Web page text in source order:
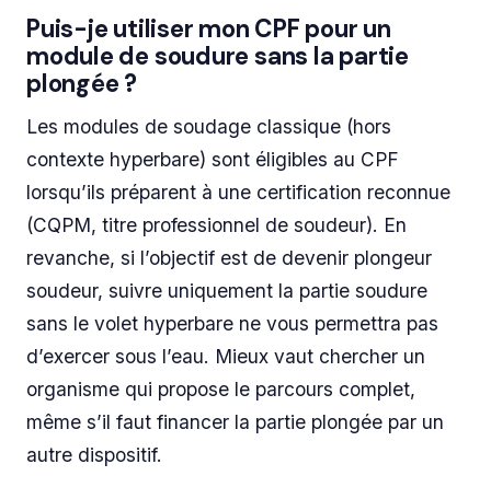
Puis-je utiliser mon CPF pour un
module de soudure sans la partie
plongée ?
Les modules de soudage classique (hors
contexte hyperbare) sont éligibles au CPF
lorsqu’ils préparent à une certification reconnue
(CQPM, titre professionnel de soudeur). En
revanche, si l’objectif est de devenir plongeur
soudeur, suivre uniquement la partie soudure
sans le volet hyperbare ne vous permettra pas
d’exercer sous l’eau. Mieux vaut chercher un
organisme qui propose le parcours complet,
même s’il faut financer la partie plongée par un
autre dispositif.